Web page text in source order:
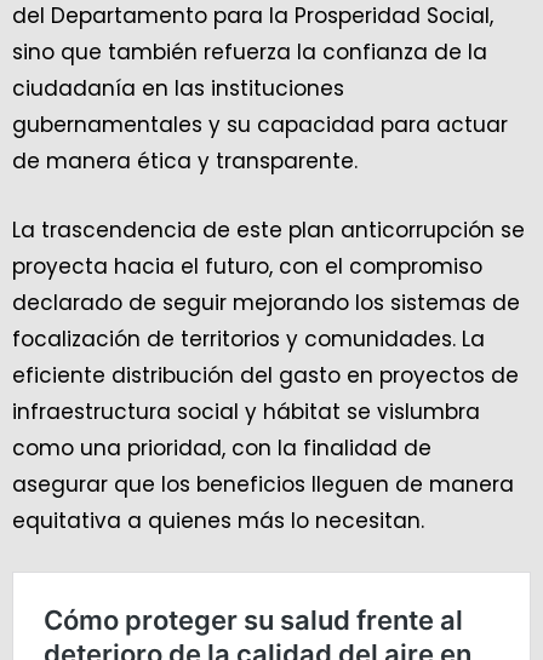
del Departamento para la Prosperidad Social,
sino que también refuerza la confianza de la
ciudadanía en las instituciones
gubernamentales y su capacidad para actuar
de manera ética y transparente.
La trascendencia de este plan anticorrupción se
proyecta hacia el futuro, con el compromiso
declarado de seguir mejorando los sistemas de
focalización de territorios y comunidades. La
eficiente distribución del gasto en proyectos de
infraestructura social y hábitat se vislumbra
como una prioridad, con la finalidad de
asegurar que los beneficios lleguen de manera
equitativa a quienes más lo necesitan.